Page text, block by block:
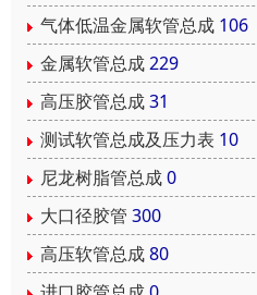
气体低温金属软管总成 106
金属软管总成229
高压胶管总成31
测试软管总成及压力表 10
尼龙树脂管总成0
大口径胶管 300
高压软管总成80